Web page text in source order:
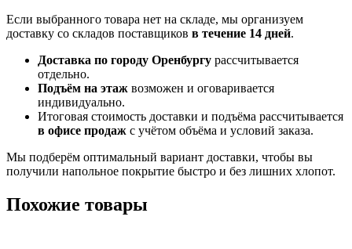
Если выбранного товара нет на складе, мы организуем
доставку со складов поставщиков в течение 14 дней.
Доставка по городу Оренбургу рассчитывается
отдельно.
Подъём на этаж возможен и оговаривается
индивидуально.
Итоговая стоимость доставки и подъёма рассчитывается
в офисе продаж с учётом объёма и условий заказа.
Мы подберём оптимальный вариант доставки, чтобы вы
получили напольное покрытие быстро и без лишних хлопот.
Похожие товары